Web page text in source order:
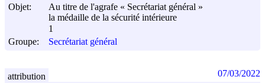
Objet:
Au titre de l'agrafe « Secrétariat général »
la médaille de la sécurité intérieure
1
Groupe:
Secrétariat général
attribution 07/03/2022